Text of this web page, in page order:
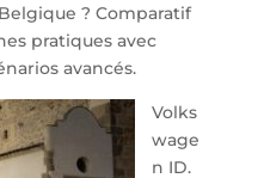
? Comparatif
pratiques avec
avancés.
Volks
wage
n ID.